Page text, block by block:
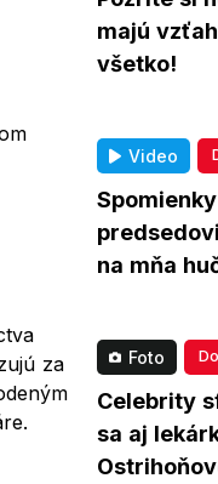
majú
všetko!
Video
na mňa
Foto
Celebrity
sa aj